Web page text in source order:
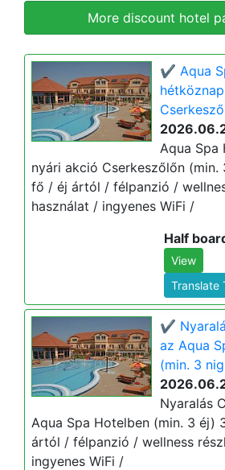
More discount hotel
✔️ Aqua
Aqua Spa
nyári akció Cserkeszőlőn (min.
fő / éj ártól / félpanzió /
használat / ingyenes WiFi /
Half
View
Translate
✔️
az Aqua
(min. 3
Nyaralás
Aqua Spa Hotelben (min. 3 éj)
ártól / félpanzió / wellness
ingyenes WiFi /